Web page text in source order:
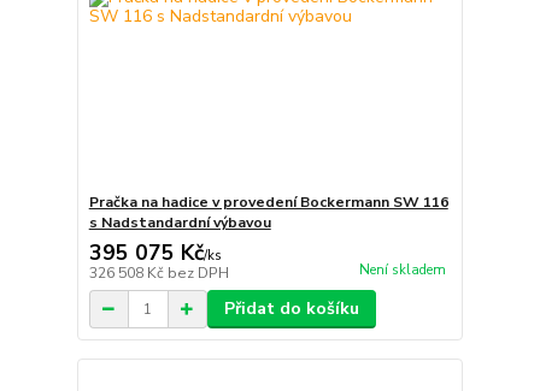
Pračka na hadice v provedení Bockermann SW 116
s Nadstandardní výbavou
395 075 Kč/ks
326 508 Kč bez DPH Není skladem
Přidat do košíku